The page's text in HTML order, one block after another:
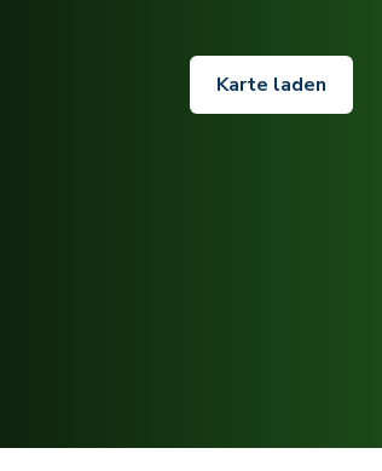
Karte laden